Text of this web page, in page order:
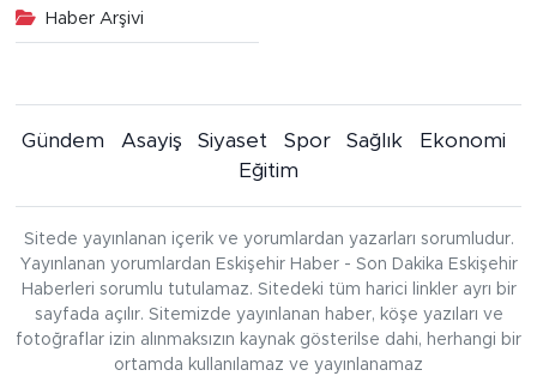
Haber Arşivi
Gündem Asayiş Siyaset Spor Sağlık
Ekonomi
Eğitim
Sitede yayınlanan içerik ve yorumlardan yazarları sorumludur.
Yayınlanan yorumlardan Eskişehir Haber - Son Dakika Eskişehir
Haberleri sorumlu tutulamaz. Sitedeki tüm harici linkler ayrı bir
sayfada açılır. Sitemizde yayınlanan haber, köşe yazıları ve
fotoğraflar izin alınmaksızın kaynak gösterilse dahi, herhangi bir
ortamda kullanılamaz ve yayınlanamaz